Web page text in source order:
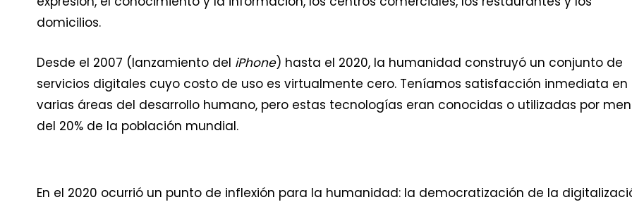
domicilios.
Desde el 2007 (lanzamiento del iPhone) hasta el 2020, la humanidad construyó un conjunto de
servicios digitales cuyo costo de uso es virtualmente cero. Teníamos satisfacción inmediata en
varias áreas del desarrollo humano, pero estas tecnologías eran conocidas o utilizadas por
del 20% de la población mundial.
En el 2020 ocurrió un punto de inflexión para la humanidad: la democratización de la